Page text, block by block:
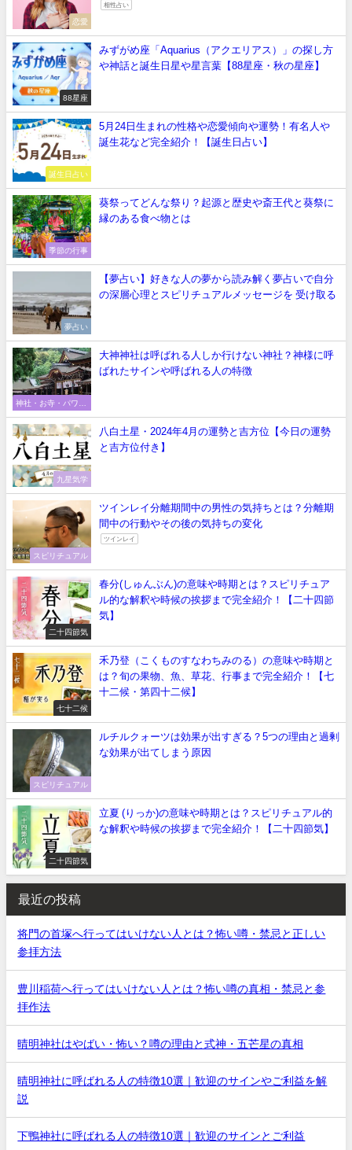
恋愛
相性占い
88星座
みずがめ座「Aquarius（アクエリアス）」の探し方
や神話と誕生日星や星言葉【88星座・秋の星座】
誕生日占い
5月24日生まれの性格や恋愛傾向や運勢！有名人や
誕生花など完全紹介！【誕生日占い】
季節の行事
葵祭ってどんな祭り？起源と歴史や斎王代と葵祭に
縁のある食べ物とは
夢占い
【夢占い】好きな人の夢から読み解く夢占いで自分
の深層心理とスピリチュアルメッセージを 受け取る
神社・お寺・パワー
スポット
大神神社は呼ばれる人しか行けない神社？神様に呼
ばれたサインや呼ばれる人の特徴
九星気学
八白土星・2024年4月の運勢と吉方位【今日の運勢
と吉方位付き】
スピリチュアル
ツインレイ分離期間中の男性の気持ちとは？分離期
間中の行動やその後の気持ちの変化
ツインレイ
二十四節気
春分(しゅんぶん)の意味や時期とは？スピリチュア
ル的な解釈や時候の挨拶まで完全紹介！【二十四節
気】
七十二候
禾乃登（こくものすなわちみのる）の意味や時期と
は？旬の果物、魚、草花、行事まで完全紹介！【七
十二候・第四十二候】
スピリチュアル
ルチルクォーツは効果が出すぎる？5つの理由と過剰
な効果が出てしまう原因
二十四節気
立夏 (りっか)の意味や時期とは？スピリチュアル的
な解釈や時候の挨拶まで完全紹介！【二十四節気】
最近の投稿
将門の首塚へ行ってはいけない人とは？怖い噂・禁忌と正しい
参拝方法
豊川稲荷へ行ってはいけない人とは？怖い噂の真相・禁忌と参
拝作法
晴明神社はやばい・怖い？噂の理由と式神・五芒星の真相
晴明神社に呼ばれる人の特徴10選｜歓迎のサインやご利益を解
説
下鴨神社に呼ばれる人の特徴10選｜歓迎のサインとご利益